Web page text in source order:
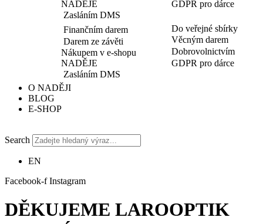
NADĚJE
Zasláním DMS
GDPR pro dárce
Finančním darem
Darem ze závěti
Nákupem v e-shopu
NADĚJE
Zasláním DMS
Do veřejné sbírky
Věcným darem
Dobrovolnictvím
GDPR pro dárce
O NADĚJI
BLOG
E-SHOP
Search
EN
Facebook-f Instagram
DĚKUJEME LAROOPTIK